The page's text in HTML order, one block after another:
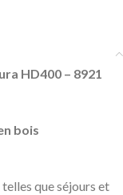
HD400 – 8921
bois
que séjours et